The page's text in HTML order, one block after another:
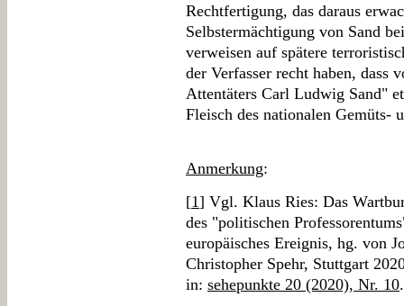
Rechtfertigung, das daraus
Selbstermächtigung von Sand
verweisen auf spätere
der Verfasser recht haben, dass
Attentäters Carl Ludwig Sand"
Fleisch des nationalen Gemüts-
Anmerkung:
[1] Vgl. Klaus Ries: Das
des "politischen
europäisches Ereignis, hg. von
Christopher Spehr, Stuttgart
in: sehepunkte 20 (2020), Nr. 10.